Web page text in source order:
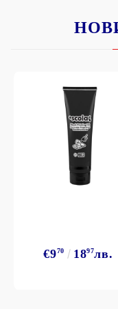
€970 1897лв.